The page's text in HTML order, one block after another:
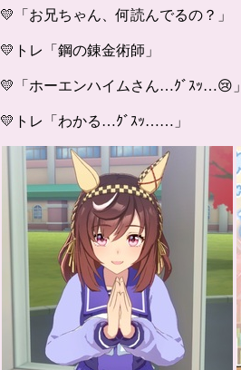
💛「お兄ちゃん、何読んでるの？」
💛トレ「鋼の錬金術師」
💛「ホーエンハイムさん…ｸﾞｽｯ…😢」
💛トレ「わかる…ｸﾞｽｯ……」